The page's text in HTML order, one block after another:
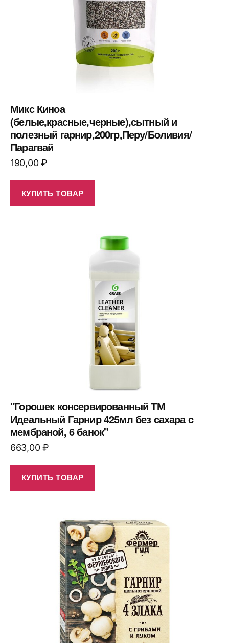
Микс Киноа
(белые,красные,черные),сытный и
полезный гарнир,200гр,Перу/Боливия/
Парагвай
190,00₽
КУПИТЬ ТОВАР
"Горошек консервированный ТМ
Идеальный Гарнир 425мл без сахара с
мембраной, 6 банок"
663,00₽
КУПИТЬ ТОВАР